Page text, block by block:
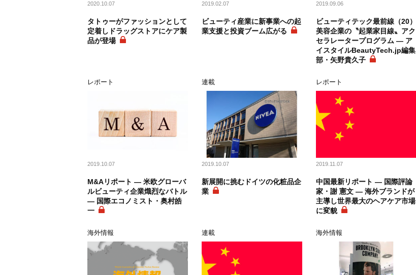
2020.10.07
タトゥーがファッションとして
定着しドラッグストアにケア製
品が登場
2019.02.07
ビューティ産業に新事業への起
業支援と投資ブーム広がる
2019.09.06
ビューティテック最前線（20）
美容企業の〝起業家目線〟アク
セラレータープログラム ― ア
イスタイルBeautyTech.jp編集
部・矢野貴久子
レポート
2019.10.07
M&Aリポート ― 米欧グローバ
ルビューティ企業熾烈なバトル
― 国際エコノミスト・奥村皓
一
連載
2019.10.07
新展開に挑むドイツの化粧品企
業
レポート
2019.11.07
中国最新リポート ― 国際評論
家・謝 憲文 ― 海外ブランドが
主導し世界最大のヘアケア市場
に変貌
海外情報 連載 海外情報